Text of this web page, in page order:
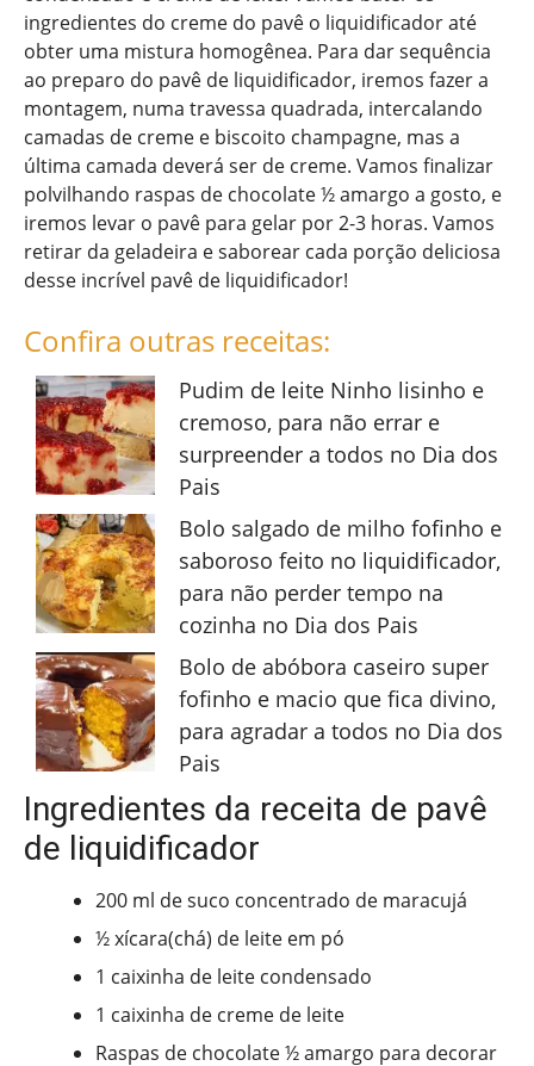
ingredientes do creme do pavê o liquidificador até
obter uma mistura homogênea. Para dar sequência
ao preparo do pavê de liquidificador, iremos fazer a
montagem, numa travessa quadrada, intercalando
camadas de creme e biscoito champagne, mas a
última camada deverá ser de creme. Vamos finalizar
polvilhando raspas de chocolate ½ amargo a gosto, e
iremos levar o pavê para gelar por 2-3 horas. Vamos
retirar da geladeira e saborear cada porção deliciosa
desse incrível pavê de liquidificador!
Confira outras receitas:
Pudim de leite Ninho lisinho e
cremoso, para não errar e
surpreender a todos no Dia dos
Pais
Bolo salgado de milho fofinho e
saboroso feito no liquidificador,
para não perder tempo na
cozinha no Dia dos Pais
Bolo de abóbora caseiro super
fofinho e macio que fica divino,
para agradar a todos no Dia dos
Pais
Ingredientes da receita de pavê
de liquidificador
200 ml de suco concentrado de maracujá
½ xícara(chá) de leite em pó
1 caixinha de leite condensado
1 caixinha de creme de leite
Raspas de chocolate ½ amargo para decorar